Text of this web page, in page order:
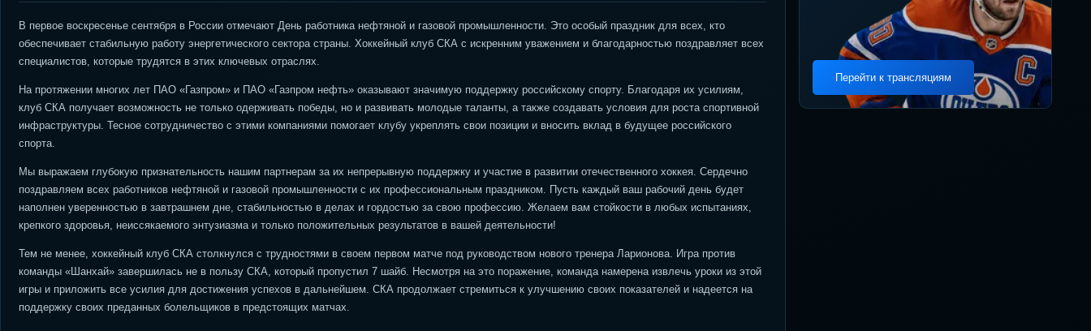
В первое воскресенье сентября в России отмечают День работника нефтяной и газовой промышленности. Это особый праздник для всех, кто
обеспечивает стабильную работу энергетического сектора страны. Хоккейный клуб СКА с искренним уважением и благодарностью поздравляет всех
специалистов, которые трудятся в этих ключевых отраслях.
На протяжении многих лет ПАО «Газпром» и ПАО «Газпром нефть» оказывают значимую поддержку российскому спорту. Благодаря их усилиям,
клуб СКА получает возможность не только одерживать победы, но и развивать молодые таланты, а также создавать условия для роста спортивной
инфраструктуры. Тесное сотрудничество с этими компаниями помогает клубу укреплять свои позиции и вносить вклад в будущее российского
спорта.
Мы выражаем глубокую признательность нашим партнерам за их непрерывную поддержку и участие в развитии отечественного хоккея. Сердечно
поздравляем всех работников нефтяной и газовой промышленности с их профессиональным праздником. Пусть каждый ваш рабочий день будет
наполнен уверенностью в завтрашнем дне, стабильностью в делах и гордостью за свою профессию. Желаем вам стойкости в любых испытаниях,
крепкого здоровья, неиссякаемого энтузиазма и только положительных результатов в вашей деятельности!
Тем не менее, хоккейный клуб СКА столкнулся с трудностями в своем первом матче под руководством нового тренера Ларионова. Игра против
команды «Шанхай» завершилась не в пользу СКА, который пропустил 7 шайб. Несмотря на это поражение, команда намерена извлечь уроки из этой
игры и приложить все усилия для достижения успехов в дальнейшем. СКА продолжает стремиться к улучшению своих показателей и надеется на
поддержку своих преданных болельщиков в предстоящих матчах.
Перейти к трансляциям